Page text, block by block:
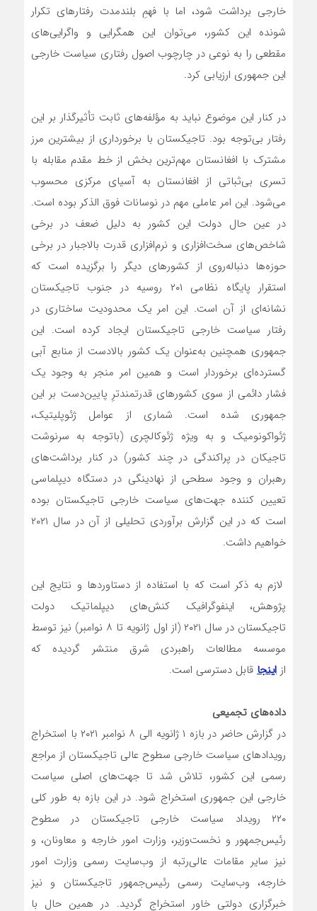
خارجی برداشت شود، اما با فهمِ بلندمدت رفتارهای تکرار
شونده این کشور، می‌توان این همگرایی و واگرایی‌های
مقطعی را به نوعی در چارچوب اصول رفتاری سیاست خارجی
این جمهوری ارزیابی کرد.
در کنار این موضوع نباید به مؤلفه‌های ثابت تأثیرگذار بر این
رفتار بی‌توجه بود. تاجیکستان با برخورداری از بیشترین مرز
مشترک با افغانستان مهم‌ترین بخش از خط مقدم مقابله با
تسری بی‌ثباتی از افغانستان به آسیای مرکزی محسوب
می‌‌شود. این امر عاملی مهم در نوسانات فوق الذکر بوده است.
در عین حال دولت این کشور به دلیل ضعف در برخی
شاخص‌های سخت‌افزاری و نرم‌افزاری قدرت بالاجبار در برخی
حوزه‌ها دنباله‌روی از کشورهای دیگر را برگزیده است که
استقرار پایگاه نظامی ۲۰۱ روسیه در جنوب تاجیکستان
نشانه‌ای از آن است. این امر یک محدودیت ساختاری در
رفتار سیاست خارجی تاجیکستان ایجاد کرده است. این
جمهوری همچنین به‌عنوان یک کشور بالادست از منابع آبی
گسترده‌ای برخوردار است و همین امر منجر به وجود یک
فشار دائمی از سوی کشورهای قدرتمندترِ پایین‌دست بر این
جمهوری شده است. شماری از عوامل ژئوپلیتیک،
ژئواکونومیک و به ویژه ژئوکالچری (باتوجه به سرنوشت
تاجیکان در پراکندگی در چند کشور) در کنار برداشت‌های
رهبران و وجود سطحی از نهادینگی در دستگاه دیپلماسی
تعیین کننده جهت‌های سیاست خارجی تاجیکستان بوده
است که در این گزارش برآوردی تحلیلی از آن در سال ۲۰۲۱
خواهیم داشت.
لازم به ذکر است که با استفاده از دستاوردها و نتایج این
پژوهش، اینفوگرافیک کنش‌های دیپلماتیک دولت
تاجیکستان در سال ۲۰۲۱ (از اول ژانویه تا ۸ نوامبر) نیز توسط
موسسه مطالعات راهبردی شرق منتشر گردیده که
از اینجا قابل دسترسی است.
داده‌های تجمیعی
در گزارش حاضر در بازه ۱ ژانویه الی ۸ نوامبر ۲۰۲۱ با استخراج
رویدادهای سیاست خارجی سطوح عالی تاجیکستان از مراجع
رسمی این کشور، تلاش شد تا جهت‌های اصلی سیاست
خارجی این جمهوری استخراج شود. در این بازه به طور کلی
۲۲۰ رویداد سیاست خارجی تاجیکستان در سطوح
رئیس‌جمهور و نخست‌وزیر، وزارت امور خارجه و معاونان، و
نیز سایر مقامات عالی‌رتبه از وب‌سایت رسمی وزارت امور
خارجه، وب‌سایت رسمی رئیس‌جمهور تاجیکستان و نیز
خبرگزاری دولتی خاور استخراج گردید. در همین حال با